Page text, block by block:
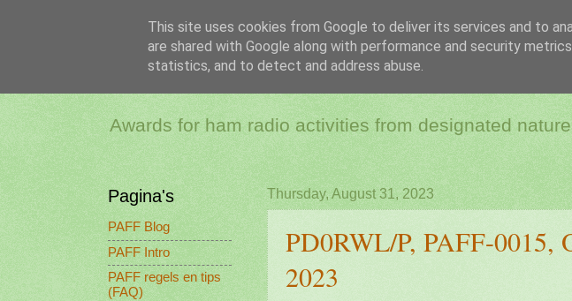
PAFF - Ham Radio &
Awards for ham radio activities from designated
Thursday, August 31, 2023
PD0RWL/P, PAFF-0015,
2023
Pagina's
PAFF Blog
PAFF Intro
PAFF regels en tips
(FAQ)
This site uses cookies from Google to deliver its services and to
are shared with Google along with performance and security
statistics, and to detect and address abuse.